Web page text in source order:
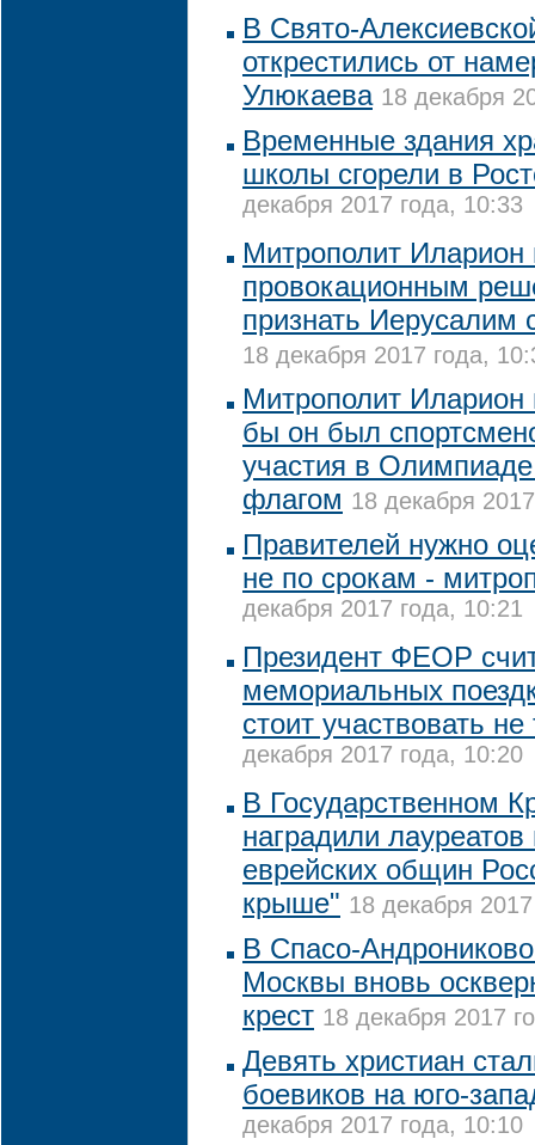
В Свято-
открестились от
Улюкаева 18 декабря
Временные здания
школы сгорели в
декабря 2017 года, 10:33
Митрополит Иларион
провокационным
признать Иерусалим
18 декабря 2017 года,
Митрополит Иларион
бы он был
участия в
флагом 18 декабря
Правителей нужно
не по срокам -
декабря 2017 года, 10:21
Президент ФЕОР
мемориальных
стоит участвовать
декабря 2017 года, 10:20
В Государственном
наградили
еврейских общин
крыше" 18 декабря
В Спасо-
Москвы вновь
крест 18 декабря 2017
Девять христиан
боевиков на юго-
декабря 2017 года, 10:10